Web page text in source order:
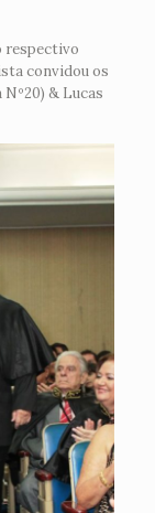
respectivo
convidou os
& Lucas